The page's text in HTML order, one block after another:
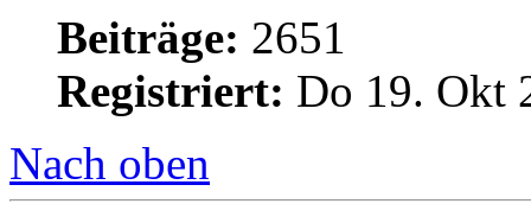
Beiträge: 2651
Registriert: Do 19. Okt
Nach oben